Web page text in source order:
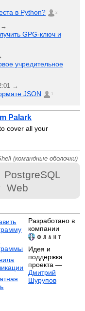
в Python? 2
→
GPG-ключ и
учредительное
→
JSON 1
Palark
cover all your
(командные оболочки)
PostgreSQL
Web
Разработано в
компании
Идея и
поддержка
проекта —
Дмитрий
Шурупов